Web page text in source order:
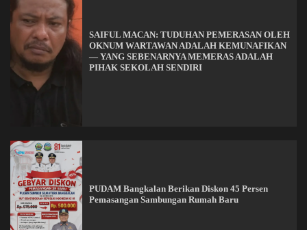
SAIFUL MACAN: TUDUHAN PEMERASAN OLEH
OKNUM WARTAWAN ADALAH KEMUNAFIKAN
— YANG SEBENARNYA MEMERAS ADALAH
PIHAK SEKOLAH SENDIRI
PUDAM Bangkalan Berikan Diskon 45 Persen
Pemasangan Sambungan Rumah Baru